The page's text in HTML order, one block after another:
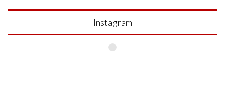
Instagram